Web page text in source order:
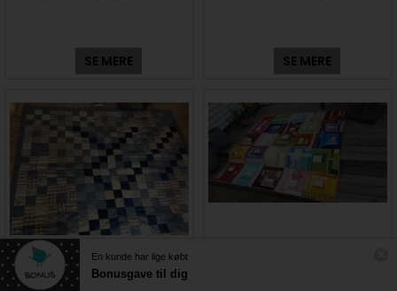
SE MERE SE MERE
Lod 106: Karens udgave af
Sjoveste stofreste sysler
En kunde har lige købt
Bonusgave til dig